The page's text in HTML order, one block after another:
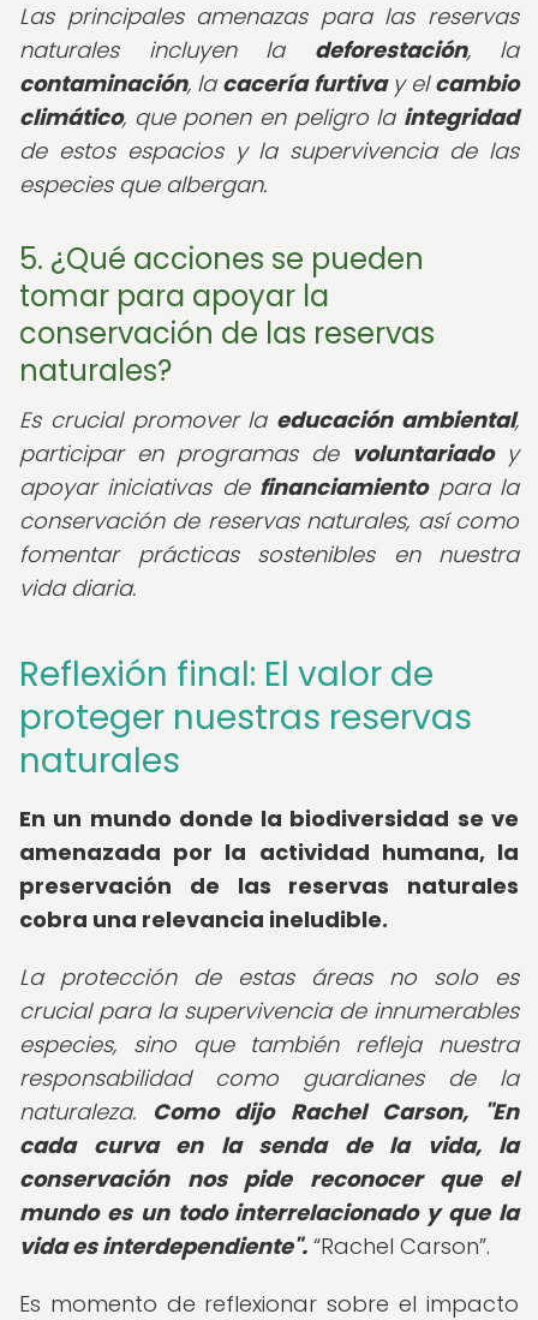
Las principales amenazas para las reservas
naturales incluyen la deforestación, la
contaminación, la cacería furtivay elcambio
climático, que ponen en peligro la integridad
de estos espacios y la supervivencia de las
especies que albergan.
5. ¿Qué acciones se pueden
tomar para apoyar la
conservación de las reservas
naturales?
Es crucial promover la educación ambiental,
participar en programas de voluntariadoy
apoyar iniciativas de financiamientopara la
conservación de reservas naturales, así como
fomentar prácticas sostenibles en nuestra
vida diaria.
Reflexión final: El valor de
proteger nuestras reservas
naturales
En un mundo donde la biodiversidad se ve
amenazada por la actividad humana, la
preservación de las reservas naturales
cobra una relevancia ineludible.
La protección de estas áreas no solo es
crucial para la supervivencia de innumerables
especies, sino que también refleja nuestra
responsabilidad como guardianes de la
naturaleza. Como dijo Rachel Carson, "En
cada curva en la senda de la vida, la
conservación nos pide reconocer que el
mundo es un todo interrelacionado y que la
vida es interdependiente". Rachel Carson .
Es momento de reflexionar sobre el impacto